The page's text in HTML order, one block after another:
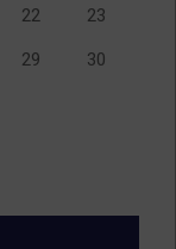
22 23
29 30